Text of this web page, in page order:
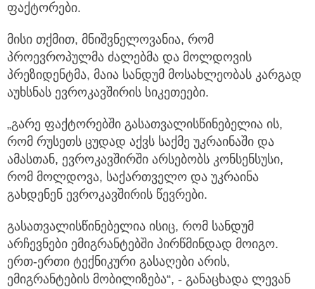
ფაქტორები.
მისი თქმით, მნიშვნელოვანია, რომ
პროევროპულმა ძალებმა და მოლდოვის
პრეზიდენტმა, მაია სანდუმ მოსახლეობას კარგად
აუხსნას ევროკავშირის სიკეთეები.
„გარე ფაქტორებში გასათვალისწინებელია ის,
რომ რუსეთს ცუდად აქვს საქმე უკრაინაში და
ამასთან, ევროკავშირში არსებობს კონსენსუსი,
რომ მოლდოვა, საქართველო და უკრაინა
გახდენენ ევროკავშირის წევრები.
გასათვალისწინებელია ისიც, რომ სანდუმ
არჩევნები ემიგრანტებში პირწმინდად მოიგო.
ერთ-ერთი ტექნიკური გასაღები არის,
ემიგრანტების მობილიზება“, - განაცხადა ლევან